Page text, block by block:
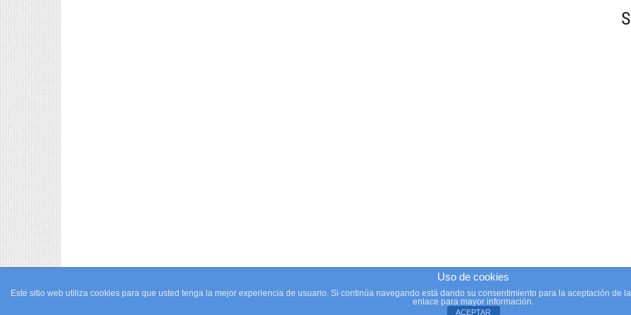
Uso de cookies
Este sitio web utiliza cookies para que usted tenga la mejor experiencia de usuario. Si continúa navegando está dando su consentimiento para la aceptación de
enlace para mayor información.
ACEPTAR